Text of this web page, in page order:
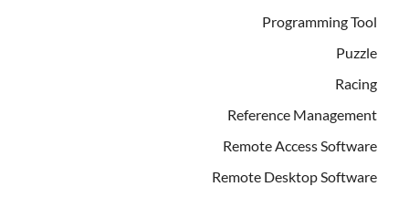
Programming Tool
Puzzle
Racing
Reference Management
Remote Access Software
Remote Desktop Software